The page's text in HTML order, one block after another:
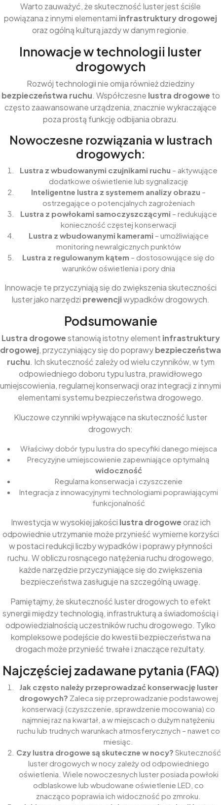
Warto zauważyć, że skuteczność luster jest ściśle
powiązana z innymi elementami infrastruktury drogowej
oraz ogólną kulturą jazdy w danym regionie.
Innowacje w technologii luster
drogowych
Rozwój technologii nie omija również dziedziny
bezpieczeństwa ruchu. Współczesne lustra drogowe to
często zaawansowane urządzenia, znacznie wykraczające
poza prostą funkcję odbijania obrazu.
Nowoczesne rozwiązania w lustrach
drogowych:
Lustra z wbudowanymi czujnikami ruchu – aktywujące
dodatkowe oświetlenie lub sygnalizację
Inteligentne lustra z systemem analizy obrazu –
ostrzegające o potencjalnych zagrożeniach
Lustra z powłokami samoczyszczącymi – redukujące
konieczność częstej konserwacji
Lustra z wbudowanymi kamerami – umożliwiające
monitoring newralgicznych punktów
Lustra z regulowanym kątem – dostosowujące się do
warunków oświetlenia i pory dnia
Innowacje te przyczyniają się do zwiększenia skuteczności
luster jako narzędzi prewencjiwypadków drogowych.
Podsumowanie
Lustra drogowestanowią istotny element infrastruktury
drogowej, przyczyniający się do poprawybezpieczeństwa
ruchu. Ich skuteczność zależy od wielu czynników, w tym
odpowiedniego doboru typu lustra, prawidłowego
umiejscowienia, regularnej konserwacji oraz integracji z innymi
elementami systemu bezpieczeństwa drogowego.
Kluczowe czynniki wpływające na skuteczność luster
drogowych:
Właściwy dobór typu lustra do specyfiki danego miejsca
Precyzyjne umiejscowienie zapewniające optymalną
widoczność
Regularna konserwacja i czyszczenie
Integracja z innowacyjnymi technologiami poprawiającymi
funkcjonalność
Inwestycja w wysokiej jakości lustra drogoweoraz ich
odpowiednie utrzymanie może przynieść wymierne korzyści
w postaci redukcji liczby wypadków i poprawy płynności
ruchu. W obliczu rosnącego natężenia ruchu drogowego,
każde narzędzie przyczyniające się do zwiększenia
bezpieczeństwa zasługuje na szczególną uwagę.
Pamiętajmy, że skuteczność luster drogowych to efekt
synergii między technologią, infrastrukturą a świadomością i
odpowiedzialnością uczestników ruchu drogowego. Tylko
kompleksowe podejście do kwestii bezpieczeństwa na
drogach może przynieść trwałe i znaczące rezultaty.
Najczęściej zadawane pytania (FAQ)
Jak często należy przeprowadzać konserwację luster
drogowych? Zaleca się przeprowadzanie podstawowej
konserwacji (czyszczenie, sprawdzenie mocowania) co
najmniej raz na kwartał, a w miejscach o dużym natężeniu
ruchu lub trudnych warunkach atmosferycznych – nawet co
miesiąc.
Czy lustra drogowe są skuteczne w nocy? Skuteczność
luster drogowych w nocy zależy od odpowiedniego
oświetlenia. Wiele nowoczesnych luster posiada powłoki
odblaskowe lub wbudowane oświetlenie LED, co
znacząco poprawia ich widoczność po zmroku.